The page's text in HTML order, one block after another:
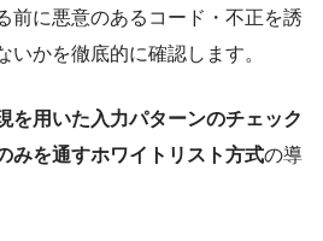
前に悪意のあるコード・不正を誘
いかを徹底的に確認します。
を用いた入力パターンのチェック
みを通すホワイトリスト方式の導